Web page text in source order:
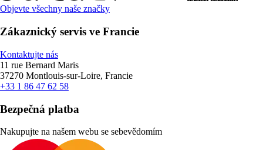
Objevte všechny naše značky
Zákaznický servis ve Francie
Kontaktujte nás
11 rue Bernard Maris
37270 Montlouis-sur-Loire, Francie
+33 1 86 47 62 58
Bezpečná platba
Nakupujte na našem webu se sebevědomím